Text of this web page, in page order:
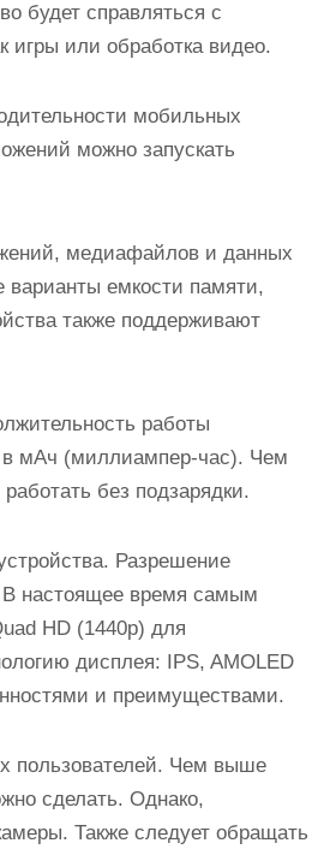
будет справляться с
игры или обработка видео.
мобильных
можно запускать
медиафайлов и данных
варианты емкости памяти,
также поддерживают
работы
в мАч (миллиампер-час). Чем
без подзарядки.
Разрешение
В настоящее время самым
HD (1440p) для
дисплея: IPS, AMOLED
и преимуществами.
пользователей. Чем выше
сделать. Однако,
Также следует обращать